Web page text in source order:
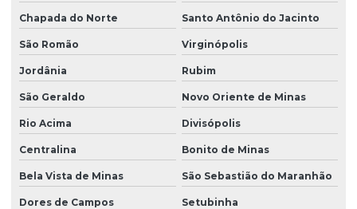
Chapada do Norte Santo Antônio do Jacinto
São Romão Virginópolis
Jordânia Rubim
São Geraldo Novo Oriente de Minas
Rio Acima Divisópolis
Centralina Bonito de Minas
Bela Vista de Minas São Sebastião do Maranhão
Dores de Campos Setubinha